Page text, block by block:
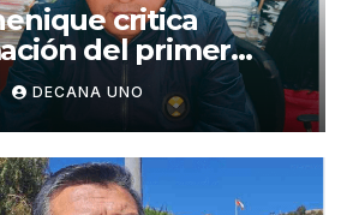
critica
del primer
ministerial de Keiko
DECANA UNO